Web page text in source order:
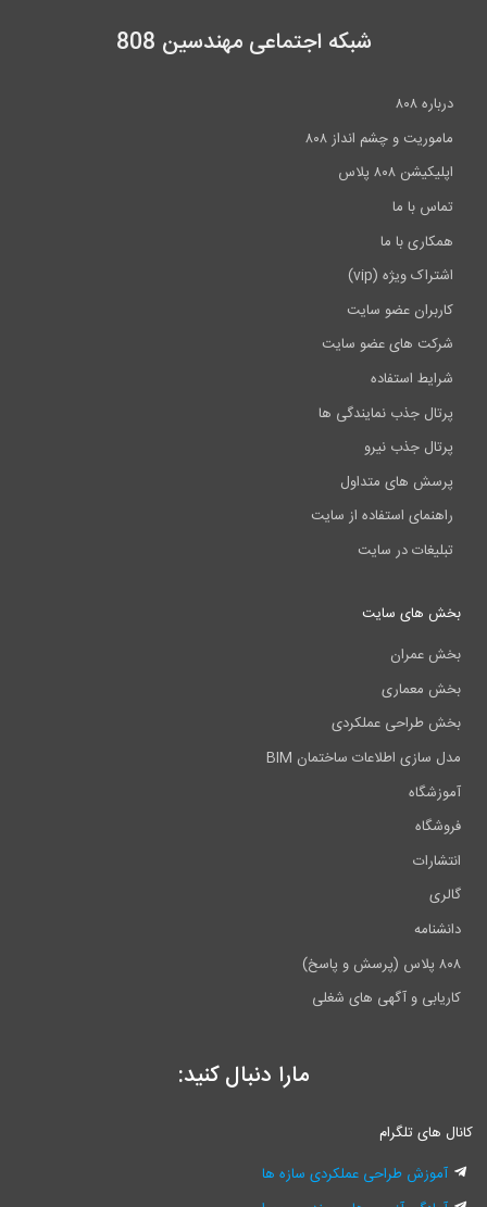
2:15
شبکه اجتماعی مهندسین 808
درباره ۸۰۸
ماموریت و چشم انداز ۸۰۸
اپلیکیشن ۸۰۸ پلاس
تماس با ما
همکاری با ما
اشتراک ویژه (vip)
کاربران عضو سایت
شرکت های عضو سایت
شرایط استفاده
پرتال جذب نمایندگی ها
پرتال جذب نیرو
پرسش های متداول
راهنمای استفاده از سایت
تبلیغات در سایت
بخش های سایت
بخش عمران
بخش معماری
بخش طراحی عملکردی
مدل سازی اطلاعات ساختمان BIM
آموزشگاه
فروشگاه
انتشارات
گالری
دانشنامه
۸۰۸ پلاس (پرسش و پاسخ)
کاریابی و آگهی های شغلی
مارا دنبال کنید:
کانال های تلگرام
آموزش طراحی عملکردی سازه ها